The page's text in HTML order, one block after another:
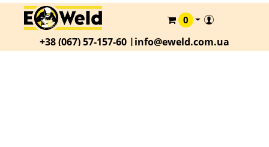
КАТАЛОГ
О
0
+38 (067) 57-157-60 |info@eweld.com.ua